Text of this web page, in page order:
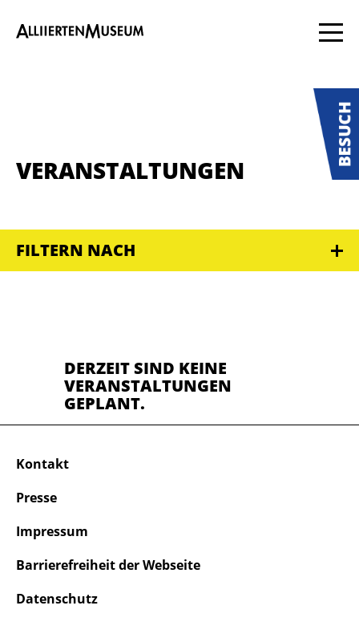
VERANSTALTUNGEN
FILTERN NACH
DERZEIT SIND KEINE
VERANSTALTUNGEN
GEPLANT.
Kontakt
Presse
Impressum
Barrierefreiheit der Webseite
Datenschutz